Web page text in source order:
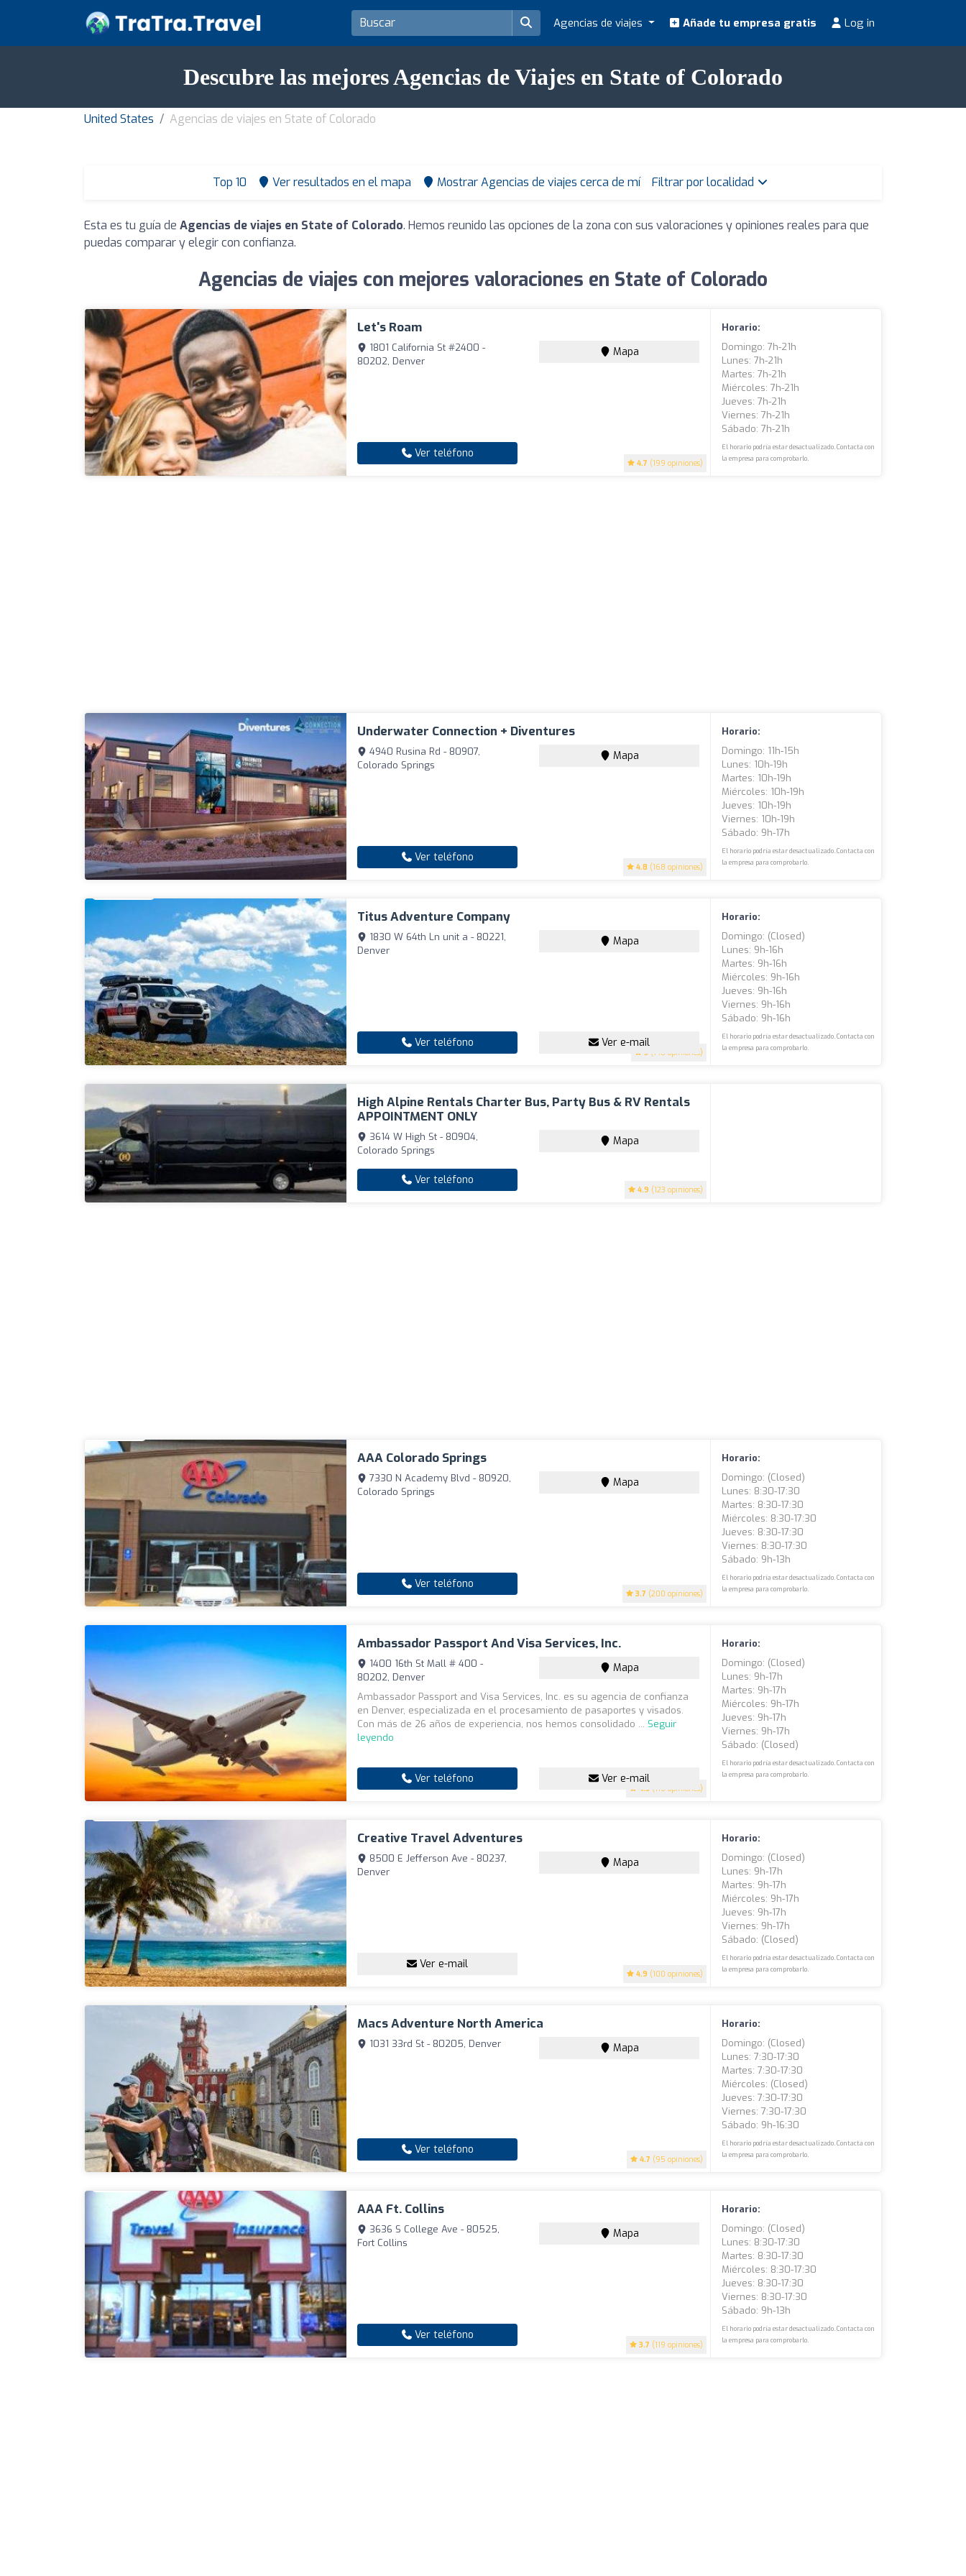
Agencias de viajes Añade tu empresa gratis Log in
Descubre las mejores Agencias de Viajes en State of Colorado
United States Agencias de viajes en State of Colorado
Top 10 Ver resultados en el mapa Mostrar Agencias de viajes cerca de mí Filtrar por localidad
Esta es tu guía de Agencias de viajes en State of Colorado. Hemos reunido las opciones de la zona con sus valoraciones y opiniones reales para que
puedas comparar y elegir con confianza.
Agencias de viajes con mejores valoraciones en State of Colorado
Let's Roam
4.7 (199 opiniones)
1801 California St #2400 -
80202, Denver
Mapa
Ver teléfono
Horario:
Domingo: 7h-21h
Lunes: 7h-21h
Martes: 7h-21h
Miércoles: 7h-21h
Jueves: 7h-21h
Viernes: 7h-21h
Sábado: 7h-21h
El horario podría estar desactualizado. Contacta con
la empresa para comprobarlo.
Underwater Connection + Diventures
4.8 (168 opiniones)
4940 Rusina Rd - 80907,
Colorado Springs
Mapa
Ver teléfono
Horario:
Domingo: 11h-15h
Lunes: 10h-19h
Martes: 10h-19h
Miércoles: 10h-19h
Jueves: 10h-19h
Viernes: 10h-19h
Sábado: 9h-17h
El horario podría estar desactualizado. Contacta con
la empresa para comprobarlo.
Titus Adventure Company
5 (148 opiniones)
1830 W 64th Ln unit a - 80221,
Denver
Mapa
Ver teléfono Ver e-mail
Horario:
Domingo: (closed)
Lunes: 9h-16h
Martes: 9h-16h
Miércoles: 9h-16h
Jueves: 9h-16h
Viernes: 9h-16h
Sábado: 9h-16h
El horario podría estar desactualizado. Contacta con
la empresa para comprobarlo.
High Alpine Rentals Charter Bus, Party Bus & RV Rentals
APPOINTMENT ONLY
4.9 (123 opiniones)
3614 W High St - 80904,
Colorado Springs
Mapa
Ver teléfono
AAA Colorado Springs
3.7 (200 opiniones)
7330 N Academy Blvd - 80920,
Colorado Springs
Mapa
Ver teléfono
Horario:
Domingo: (closed)
Lunes: 8:30-17:30
Martes: 8:30-17:30
Miércoles: 8:30-17:30
Jueves: 8:30-17:30
Viernes: 8:30-17:30
Sábado: 9h-13h
El horario podría estar desactualizado. Contacta con
la empresa para comprobarlo.
Ambassador Passport And Visa Services, Inc.
4.5 (116 opiniones)
1400 16th St Mall # 400 -
80202, Denver
Mapa
Ambassador Passport and Visa Services, Inc. es su agencia de confianza
en Denver, especializada en el procesamiento de pasaportes y visados.
Con más de 26 años de experiencia, nos hemos consolidado ... Seguir
leyendo
Ver teléfono Ver e-mail
Horario:
Domingo: (closed)
Lunes: 9h-17h
Martes: 9h-17h
Miércoles: 9h-17h
Jueves: 9h-17h
Viernes: 9h-17h
Sábado: (closed)
El horario podría estar desactualizado. Contacta con
la empresa para comprobarlo.
Creative Travel Adventures
4.9 (100 opiniones)
8500 E Jefferson Ave - 80237,
Denver
Mapa
Ver e-mail
Horario:
Domingo: (closed)
Lunes: 9h-17h
Martes: 9h-17h
Miércoles: 9h-17h
Jueves: 9h-17h
Viernes: 9h-17h
Sábado: (closed)
El horario podría estar desactualizado. Contacta con
la empresa para comprobarlo.
Macs Adventure North America
4.7 (95 opiniones)
1031 33rd St - 80205, Denver Mapa
Ver teléfono
Horario:
Domingo: (closed)
Lunes: 7:30-17:30
Martes: 7:30-17:30
Miércoles: (closed)
Jueves: 7:30-17:30
Viernes: 7:30-17:30
Sábado: 9h-16:30
El horario podría estar desactualizado. Contacta con
la empresa para comprobarlo.
AAA Ft. Collins
3.7 (119 opiniones)
3636 S College Ave - 80525,
Fort Collins
Mapa
Ver teléfono
Horario:
Domingo: (closed)
Lunes: 8:30-17:30
Martes: 8:30-17:30
Miércoles: 8:30-17:30
Jueves: 8:30-17:30
Viernes: 8:30-17:30
Sábado: 9h-13h
El horario podría estar desactualizado. Contacta con
la empresa para comprobarlo.